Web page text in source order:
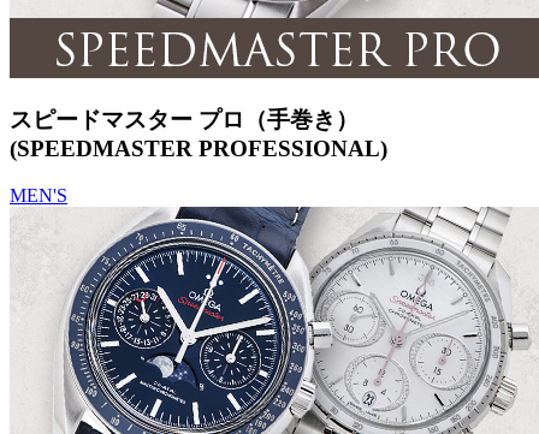
スピードマスター プロ（手巻き）
(SPEEDMASTER PROFESSIONAL)
MEN'S